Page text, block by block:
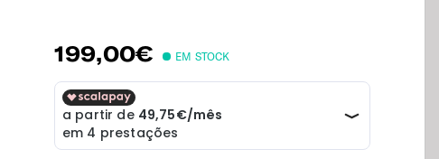
199,00€ EM STOCK